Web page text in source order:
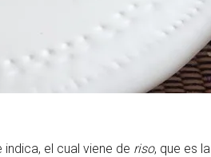
el cual viene de riso, que es la